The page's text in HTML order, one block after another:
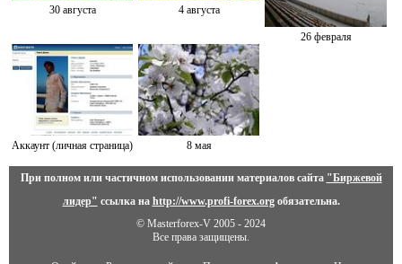
30 августа 4 августа
26 февраля
Аккаунт (личная страница) 8 мая
При полном или частичном использовании материалов сайта "Биржевой
лидер" ссылка на http://www.profi-forex.orgобязательна.
© Masterforex-V 2005 - 2024
Все права защищены.